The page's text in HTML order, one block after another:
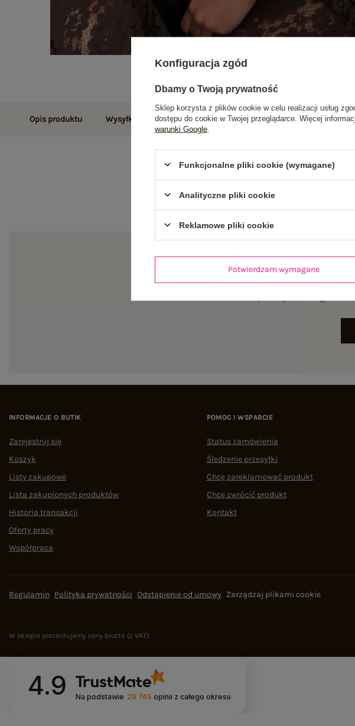
Opis produktu Wysyłka i dostawa Zwroty i reklamacje Opinie o
INFORMACJE O BUTIK
Zarejestruj się
Koszyk
Listy zakupowe
Lista zakupionych produktów
Historia transakcji
Oferty pracy
Współpraca
POMOC I WSPARCIE
Status zamówienia
Śledzenie przesyłki
Chcę zareklamować produkt
Chcę zwrócić produkt
Kontakt
Regulamin Polityka prywatności Odstąpienie od umowy Zarządzaj plikami cookie
W sklepie prezentujemy ceny brutto (z VAT).
4.9 Na podstawie 29 745 opinii z całego okresu
Konfiguracja zgód
Dbamy o Twoją prywatność
Sklep korzysta z plików cookie w celu realizacji usług
dostępu do cookie w Twojej przeglądarce. Więcej
warunki Google
Funkcjonalne pliki cookie (wymagane)
Analityczne pliki cookie
Reklamowe pliki cookie
Potwierdzam wymagane